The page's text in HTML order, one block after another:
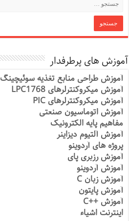
آموزش های پرطرفدار
آموزش طراحی منابع تغذیه سوئیچینگ
آموزش میکروکنترلرهای LPC1768
آموزش میکروکنترلرهای PIC
آموزش اتوماسیون صنعتی
مفاهیم پایه الکترونیک
آموزش آلتیوم دیزاینر
پروژه های آردوینو
آموزش رزبری پای
آموزش آردوینو
آموزش زبان C
آموزش پایتون
آموزش ++C
اینترنت اشیاء